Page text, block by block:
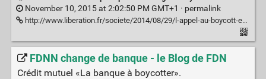
November 10, 2015 at 2:02:50 PM GMT+1 · permalink
http://www.liberation.fr/societe/2014/08/29/l-appel-au-boycott-est-il-illegal_1089367
FDNN change de banque - le Blog de FDN
Crédit mutuel «La banque à boycotter».